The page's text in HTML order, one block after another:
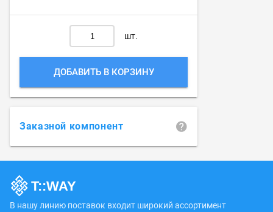
шт.
ДОБАВИТЬ В КОРЗИНУ
Заказной компонент
В нашу линию поставок входит широкий ассортимент